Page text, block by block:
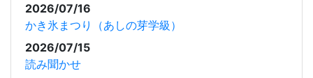
2026/07/16
かき氷まつり（あしの芽学級）
2026/07/15
読み聞かせ